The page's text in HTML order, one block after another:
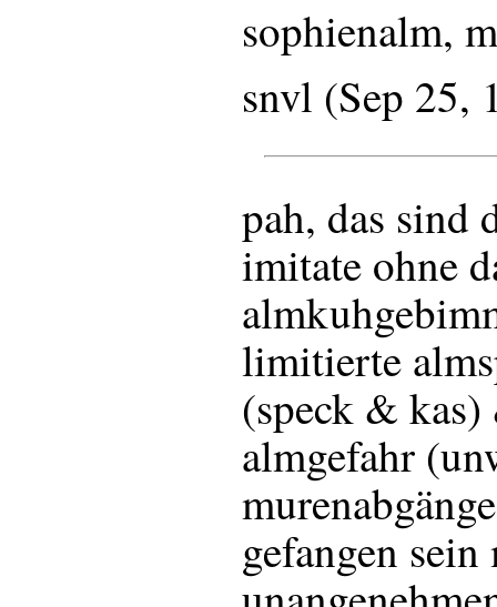
sophienalm,
snvl (Sep 25,
pah, das sind
imitate ohne
limitierte
(speck &
almgefahr
gefangen